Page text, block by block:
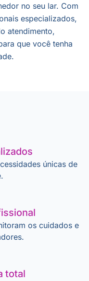
no seu lar. Com
especializados,
atendimento,
que você tenha
únicas de
os cuidados e
total